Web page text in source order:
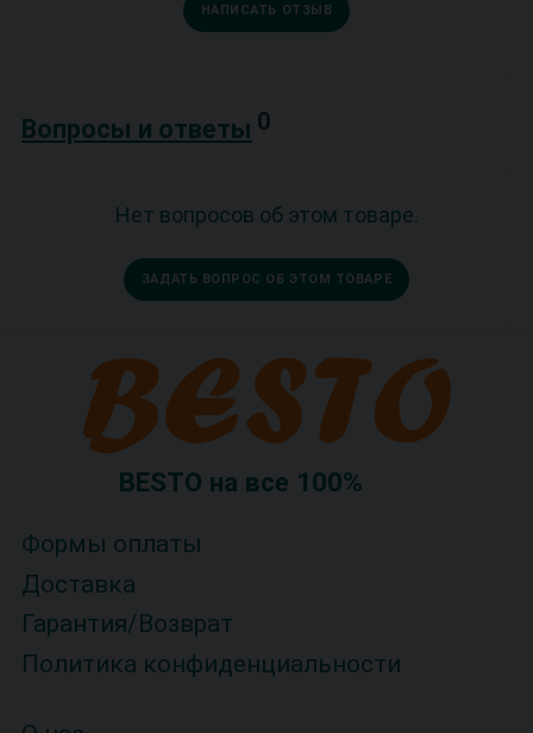
НАПИСАТЬ ОТЗЫВ
Вопросы и ответы 0
Нет вопросов об этом товаре.
ЗАДАТЬ ВОПРОС ОБ ЭТОМ ТОВАРЕ
BESTO на все 100%
Формы оплаты
Доставка
Гарантия/Возврат
Политика конфиденциальности